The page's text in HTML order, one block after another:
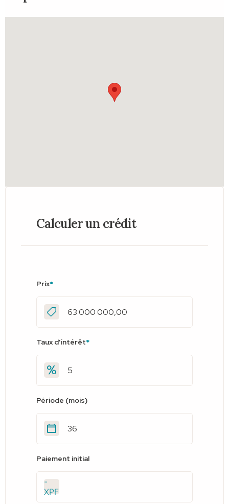
Calculer un crédit
Prix*
Taux d'intérêt*
Période (mois)
Paiement initial
-
XPF